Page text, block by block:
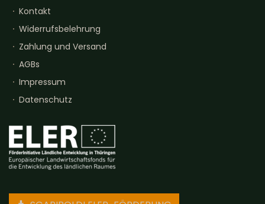
Kontakt
Widerrufsbelehrung
Zahlung und Versand
AGBs
Impressum
Datenschutz